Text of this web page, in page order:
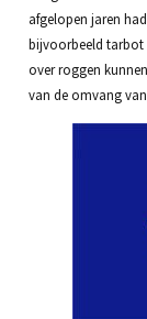
afgelopen jaren
bijvoorbeeld tarbot
over roggen
van de omvang